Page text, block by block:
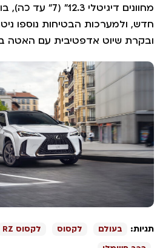
מחוונים דיגיטלי
חדש, ולמערכות הבטיחות נוספו
ובקרת שיוט אדפטיבית עם האטה
תגיות: בעולם לקסוס לקסוס RZ